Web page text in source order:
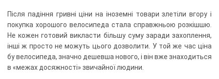
Після падіння гривні ціни на іноземні товари злетіли вгору і
покупка хорошого велосипеда стала справжньою розкішшю.
Не кожен готовий викласти більшу суму заради захоплення,
інші ж просто не можуть цього дозволити. У той же час ціна
бу велосипеда, значно дешевша нового, і він вже знаходиться
в «межах досяжності» звичайної людини.